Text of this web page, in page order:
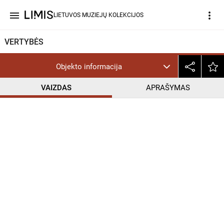
menu LIETUVOS MUZIEJŲ KOLEKCIJOS more_vert
VERTYBĖS
Objekto informacija
VAIZDAS APRAŠYMAS
help_outline